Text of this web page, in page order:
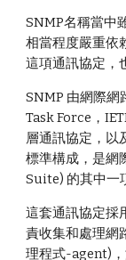
SNMP名稱當中
相當程度嚴重依
這項通訊協定，
SNMP 由網際
Task Force，
層通訊協定，以
標準構成，是
Suite) 的其中一
這套通訊協定採
責收集和處理網
理程式-agent)